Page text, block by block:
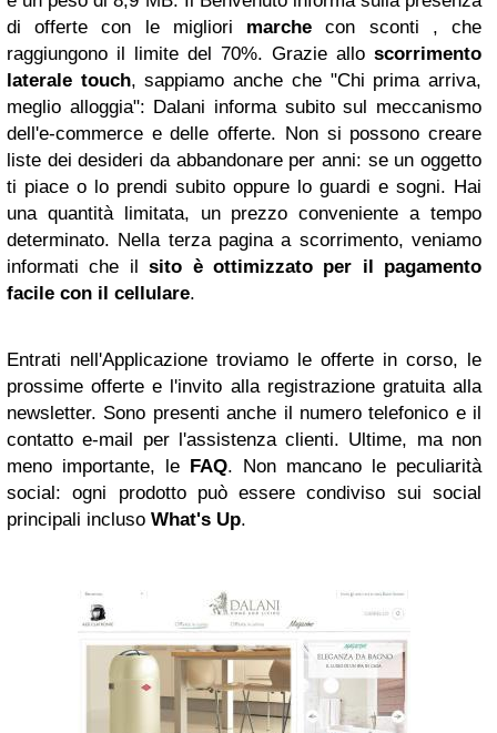
di offerte con le migliori marche con sconti , che
raggiungono il limite del 70%. Grazie allo scorrimento
laterale touch, sappiamo anche che "Chi prima arriva,
meglio alloggia": Dalani informa subito sul meccanismo
dell'e-commerce e delle offerte. Non si possono creare
liste dei desideri da abbandonare per anni: se un oggetto
ti piace o lo prendi subito oppure lo guardi e sogni. Hai
una quantità limitata, un prezzo conveniente a tempo
determinato. Nella terza pagina a scorrimento, veniamo
informati che il sito è ottimizzato per il pagamento
facile con il cellulare.
Entrati nell'Applicazione troviamo le offerte in corso, le
prossime offerte e l'invito alla registrazione gratuita alla
newsletter. Sono presenti anche il numero telefonico e il
contatto e-mail per l'assistenza clienti. Ultime, ma non
meno importante, le FAQ. Non mancano le peculiarità
social: ogni prodotto può essere condiviso sui social
principali incluso What's Up.